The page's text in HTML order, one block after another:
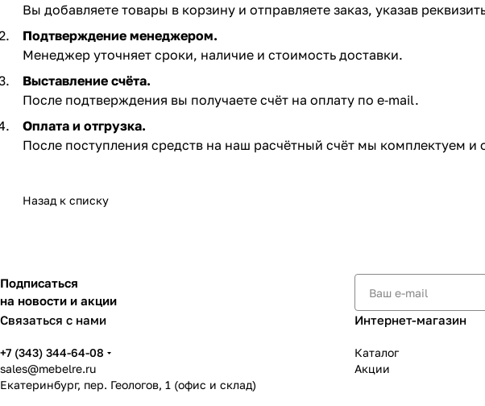
Вы добавляете товары в корзину и отправляете заказ, указав
Подтверждение менеджером.
Менеджер уточняет сроки, наличие и стоимость доставки.
Выставление счёта.
После подтверждения вы получаете счёт на оплату по e‑mail. ​
Оплата и отгрузка.
После поступления средств на наш расчётный счёт мы комплектуем и
Назад к списку
Подписаться
на новости и акции
Связаться с нами
+7 (343) 344-64-08
sales@mebelre.ru
Екатеринбург, пер. Геологов, 1 (офис и склад)
Интернет-магазин
Каталог
Акции